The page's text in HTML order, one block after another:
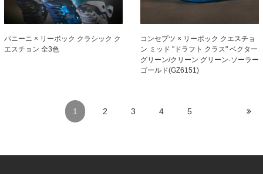
パニーニ × リーボック クラシック ク
エスチョン 全3色
コンセプツ × リーボック クエスチョ
ン ミッド "ドラフト クラス" ベクター
グリーン/クリーン グリーン-ソーラー
ゴールド(GZ6151)
1 2 3 4 5